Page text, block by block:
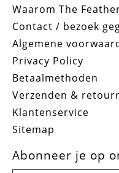
Waarom The
Contact / bezoek
Algemene
Privacy Policy
Betaalmethoden
Verzenden &
Klantenservice
Sitemap
Abonneer je op